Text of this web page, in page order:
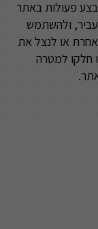
פעולות באתר
ולהשתמש
או לנצל את
חלקו למטרה
.